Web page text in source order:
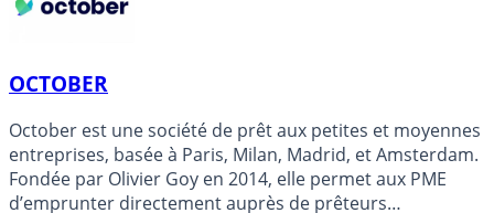
OCTOBER
October est une société de prêt aux petites et moyennes
entreprises, basée à Paris, Milan, Madrid, et Amsterdam.
Fondée par Olivier Goy en 2014, elle permet aux PME
d’emprunter directement auprès de prêteurs